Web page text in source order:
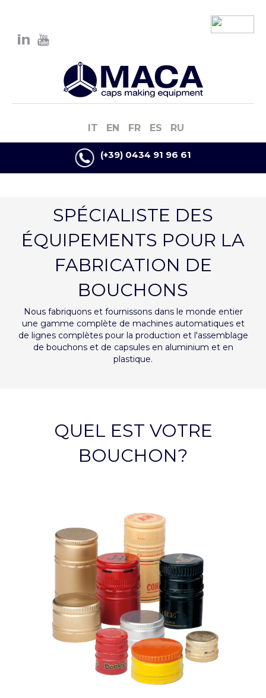
IT EN FR ES RU
(+39) 0434 91 96 61
SPÉCIALISTE DES
ÉQUIPEMENTS POUR LA
FABRICATION DE
BOUCHONS
Nous fabriquons et fournissons dans le monde entier
une gamme complète de machines automatiques et
de lignes complètes pour la production et l'assemblage
de bouchons et de capsules en aluminium et en
plastique.
QUEL EST VOTRE
BOUCHON?